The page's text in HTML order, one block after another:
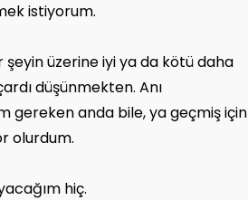
istiyorum.
üzerine iyi ya da kötü daha
düşünmekten. Anı
gereken anda bile, ya geçmiş için
olurdum.
hiç.